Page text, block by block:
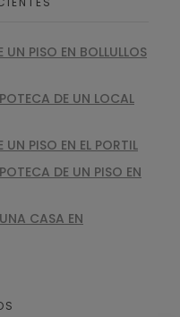
PISO EN BOLLULLOS
DE UN LOCAL
PISO EN EL PORTIL
DE UN PISO EN
CASA EN